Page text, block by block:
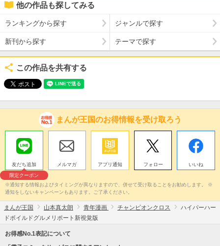
他の作品も探してみる
ランキングから探す ジャンルで探す
新刊から探す テーマで探す
この作品を共有する
まんが王国のお得情報を受け取ろう
友だち追加
限定クーポン
メルマガ アプリ通知 フォロー いいね
※通知する情報およびタイミングが異なりますので、併せて受け取ることをお勧めします。 ※
通知をしないキャンペーンもあります。ご了承ください。
まんが王国 山本真太朗 青年漫画 チャンピオンクロス
ハイパーハー
ドボイルドグルメリポート新視覚版
お得感No.1表記について